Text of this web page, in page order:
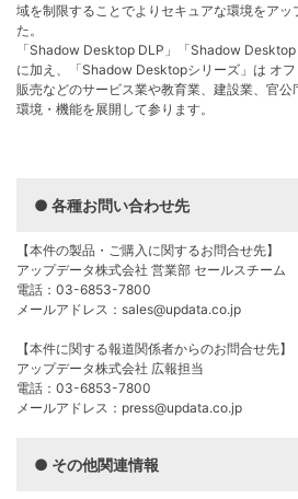
域を制限することでよりセキュアな環境をアッ
た。
「Shadow Desktop DLP」「Shadow
に加え、「Shadow Desktopシリーズ」は オフ
販売などのサービス業や教育業、建設業、官
環境・機能を展開して参ります。
各種お問い合わせ先
【本件の製品・ご購⼊に関するお問合せ先】
アップデータ株式会社 営業部 セールスチーム
電話：03-6853-7800
メールアドレス：sales@updata.co.jp
【本件に関する報道関係者からのお問合せ先】
アップデータ株式会社 広報担当
電話：03-6853-7800
メールアドレス：press@updata.co.jp
その他関連情報